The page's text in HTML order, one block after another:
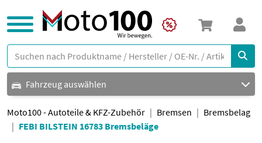
Fahrzeug auswählen
Moto100 - Autoteile & KFZ-Zubehör Bremsen
Bremsbelag
FEBI BILSTEIN 16783 Bremsbeläge